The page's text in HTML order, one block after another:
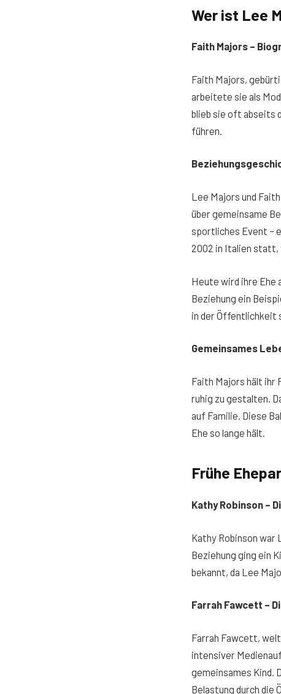
Wer ist Lee
Faith Majors –
Faith Majors,
arbeitete sie als
blieb sie oft abseits
führen.
Lee Majors und
über gemeinsame
sportliches Event –
2002 in Italien statt,
Heute wird ihre Ehe
Beziehung ein
in der Öffentlichkeit
Gemeinsames
Faith Majors hält ihr
ruhig zu gestalten.
auf Familie. Diese
Ehe so lange hält.
Frühe
Kathy Robinson –
Kathy Robinson war
Beziehung ging ein
bekannt, da Lee
Farrah Fawcett –
Farrah Fawcett,
intensiver
gemeinsames Kind.
Belastung durch die